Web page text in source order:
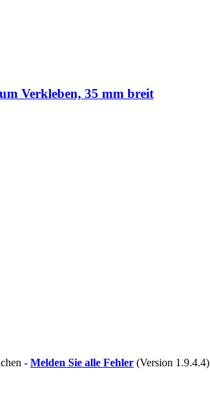
Verkleben, 35 mm breit
- Melden Sie alle Fehler (Version 1.9.4.4)